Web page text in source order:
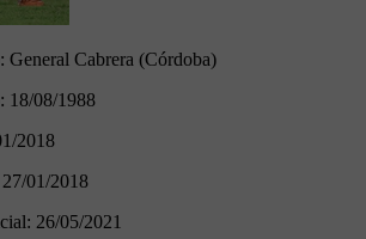
General Cabrera (Córdoba)
18/08/1988
2018
27/01/2018
26/05/2021